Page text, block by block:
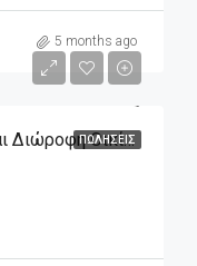
5 months ago
ΠΩΛΉΣΕΙΣ
Κριθαριά Ν. Αγχιάλου Πωλείται Διώροφη Οικία 422,70m2 Σε 565m2 Οικόπεδο